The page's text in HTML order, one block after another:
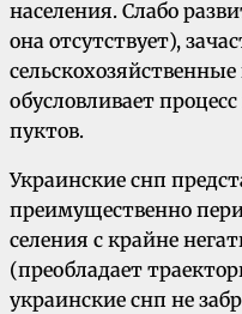
населения. Слабо
она отсутствует),
обусловливает
пуктов.
Украинские снп
преимущественно
селения с крайне
(преобладает
украинские снп не